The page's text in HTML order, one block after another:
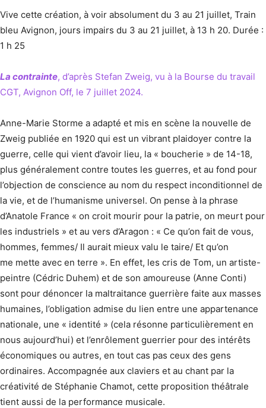
Vive cette création, à voir absolument du 3 au 21 juillet, Train
bleu Avignon, jours impairs du 3 au 21 juillet, à 13 h 20. Durée :
1 h 25
La contrainte, d’après Stefan Zweig, vu à la Bourse du travail
CGT, Avignon Off, le 7 juillet 2024.
Anne-Marie Storme a adapté et mis en scène la nouvelle de
Zweig publiée en 1920 qui est un vibrant plaidoyer contre la
guerre, celle qui vient d’avoir lieu, la « boucherie » de 14-18,
plus généralement contre toutes les guerres, et au fond pour
l’objection de conscience au nom du respect inconditionnel de
la vie, et de l’humanisme universel. On pense à la phrase
d’Anatole France « on croit mourir pour la patrie, on meurt pour
les industriels » et au vers d’Aragon : « Ce qu’on fait de vous,
hommes, femmes/ Il aurait mieux valu le taire/ Et qu’on
me mette avec en terre ». En effet, les cris de Tom, un artiste-
peintre (Cédric Duhem) et de son amoureuse (Anne Conti)
sont pour dénoncer la maltraitance guerrière faite aux masses
humaines, l’obligation admise du lien entre une appartenance
nationale, une « identité » (cela résonne particulièrement en
nous aujourd’hui) et l’enrôlement guerrier pour des intérêts
économiques ou autres, en tout cas pas ceux des gens
ordinaires. Accompagnée aux claviers et au chant par la
créativité de Stéphanie Chamot, cette proposition théâtrale
tient aussi de la performance musicale.